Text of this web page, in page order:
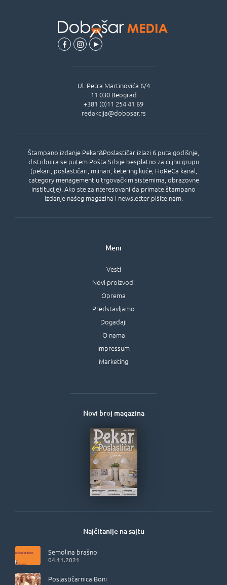
Štampano izdanje Pekar&Poslastičar izlazi 6 puta godišnje,
distribuira se putem Pošta Srbije besplatno za ciljnu grupu
(pekari, poslastičari, mlinari, ketering kuće, HoReCa kanal,
category menagement u trgovačkim sistemima, obrazovne
institucije). Ako ste zainteresovani da primate štampano
izdanje našeg magazina i newsletter pišite nam.
Ul. Petra Martinovića 6/4
11 030 Beograd
+381 (0)11 254 41 69
redakcija@dobosar.rs
Meni
Vesti
Novi proizvodi
Oprema
Predstavljamo
Događaji
O nama
Impressum
Marketing
Najčitanije na sajtu
Semolina brašno
04.11.2021
Poslastičarnica Boni
Novi broj magazina